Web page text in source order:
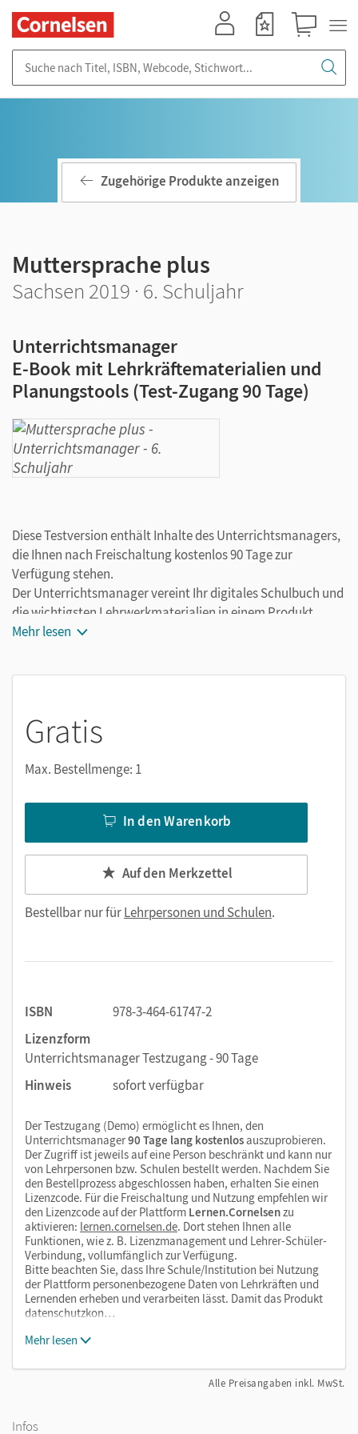
Zugehörige Produkte anzeigen
Muttersprache plus
Sachsen 2019 · 6. Schuljahr
Unterrichtsmanager
E-Book mit Lehrkräftematerialien und
Planungstools (Test-Zugang 90 Tage)
Diese Testversion enthält Inhalte des Unterrichtsmanagers,
die Ihnen nach Freischaltung kostenlos 90 Tage zur
Verfügung stehen.
Der Unterrichtsmanager vereint Ihr digitales Schulbuch und
die wichtigsten Lehrwerkmaterialien in einem Produkt.
Ergänzt um hilfreiche Planungstools, vereinfacht er Ihre
Mehr lesen
Gratis
Max. Bestellmenge: 1
In den Warenkorb
Auf den Merkzettel
Bestellbar nur fürLehrpersonen und Schulen.
ISBN
978-3-464-61747-2
Lizenzform
Unterrichtsmanager Testzugang - 90 Tage
Hinweis
sofort verfügbar
Der Testzugang (Demo) ermöglicht es Ihnen, den
Unterrichtsmanager90 Tage lang kostenlosauszuprobieren.
Der Zugriff ist jeweils auf eine Person beschränkt und kann nur
von Lehrpersonen bzw. Schulen bestellt werden. Nachdem Sie
den Bestellprozess abgeschlossen haben, erhalten Sie einen
Lizenzcode. Für die Freischaltung und Nutzung empfehlen wir
den Lizenzcode auf der Plattform Lernen.Cornelsenzu
aktivieren: lernen.cornelsen.de. Dort stehen Ihnen alle
Funktionen, wie z. B. Lizenzmanagement und Lehrer-Schüler-
Verbindung, vollumfänglich zur Verfügung.
Bitte beachten Sie, dass Ihre Schule/Institution bei Nutzung
der Plattform personenbezogene Daten von Lehrkräften und
Lernenden erheben und verarbeiten lässt. Damit das Produkt
datenschutzkon…
Mehr lesen
Alle Preisangaben inkl. MwSt.
Infos